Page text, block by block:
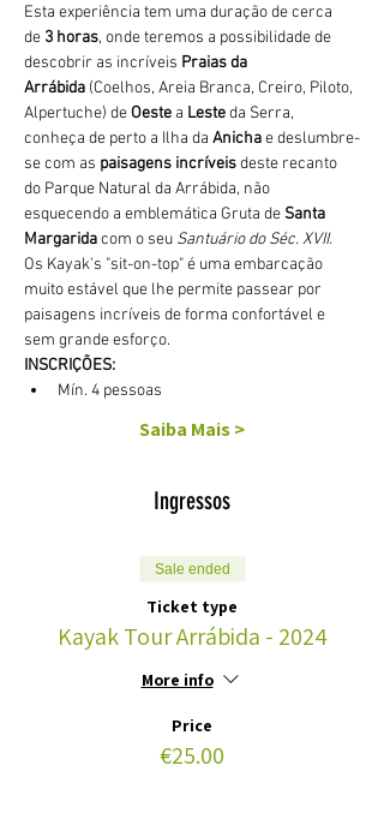
Esta experiência tem uma duração de cerca
de 3 horas, onde teremos a possibilidade de
descobrir as incríveis Praias da
Arrábida (Coelhos, Areia Branca, Creiro, Piloto,
Alpertuche) de Oeste a Leste da Serra,
conheça de perto a Ilha da Anicha e deslumbre-
se com as paisagens incríveis deste recanto
do Parque Natural da Arrábida, não
esquecendo a emblemática Gruta de Santa
Margarida com o seu Santuário do Séc. XVII.
Os Kayak's "sit-on-top" é uma embarcação
muito estável que lhe permite passear por
paisagens incríveis de forma confortável e
sem grande esforço.
INSCRIÇÕES:
Mín. 4 pessoas
Saiba Mais >
Ingressos
Sale ended
Ticket type
Kayak Tour Arrábida - 2024
More info
Price
€25.00